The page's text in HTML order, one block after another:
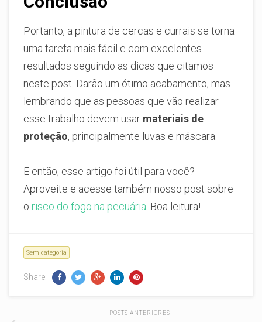
Portanto, a pintura de cercas e currais se torna
uma tarefa mais fácil e com excelentes
resultados seguindo as dicas que citamos
neste post. Darão um ótimo acabamento, mas
lembrando que as pessoas que vão realizar
esse trabalho devem usar materiais de
proteção, principalmente luvas e máscara.
E então, esse artigo foi útil para você?
Aproveite e acesse também nosso post sobre
o risco do fogo na pecuária . Boa leitura!
Sem categoria
Share:
POSTS ANTERIORES